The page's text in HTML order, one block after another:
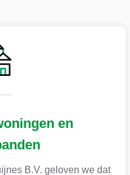
en
B.V. geloven we dat